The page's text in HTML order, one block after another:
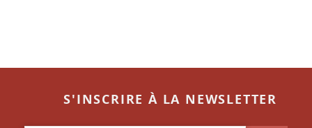
S'INSCRIRE À LA NEWSLETTER